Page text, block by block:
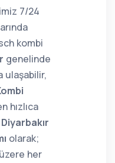
7/24
kombi
genelinde
ulaşabilir,
hızlıca
Diyarbakır
olarak;
her